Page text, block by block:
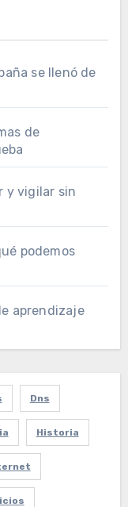
se llenó de
de
y vigilar sin
podemos
aprendizaje
Dns
Historia